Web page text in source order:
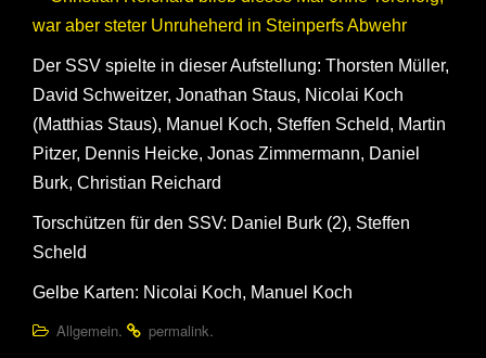
Der SSV spielte in dieser Aufstellung: Thorsten Müller,
David Schweitzer, Jonathan Staus, Nicolai Koch
(Matthias Staus), Manuel Koch, Steffen Scheld, Martin
Pitzer, Dennis Heicke, Jonas Zimmermann, Daniel
Burk, Christian Reichard
Torschützen für den SSV: Daniel Burk (2), Steffen
Scheld
Gelbe Karten: Nicolai Koch, Manuel Koch
Allgemein. permalink.